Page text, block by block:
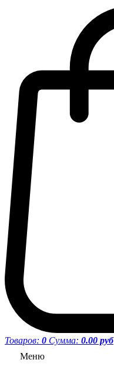
Товаров: 0 Сумма: 0.00 руб
Меню